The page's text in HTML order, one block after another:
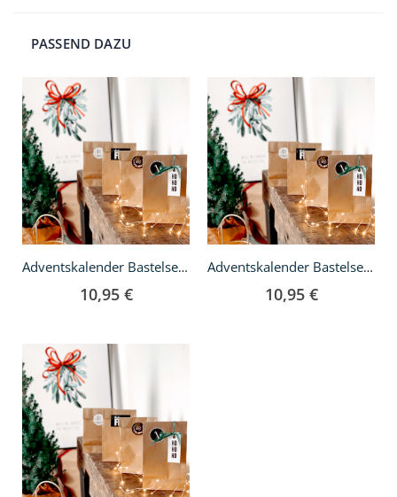
PASSEND DAZU
Adventskalender Bastelset - Schwarz
10,95 €
In
den
Warenkorb
Adventskalender Bastelset - Gold
10,95 €
In
den
Warenkorb
In
den
Warenkorb